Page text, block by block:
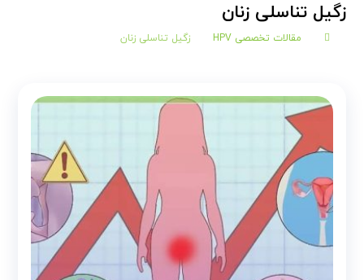
زگیل تناسلی زنان
مقالات تخصصی HPV زگیل تناسلی زنان